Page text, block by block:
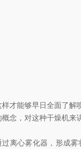
才能够早日全面了解
念，对这种干燥机来
离心雾化器，形成